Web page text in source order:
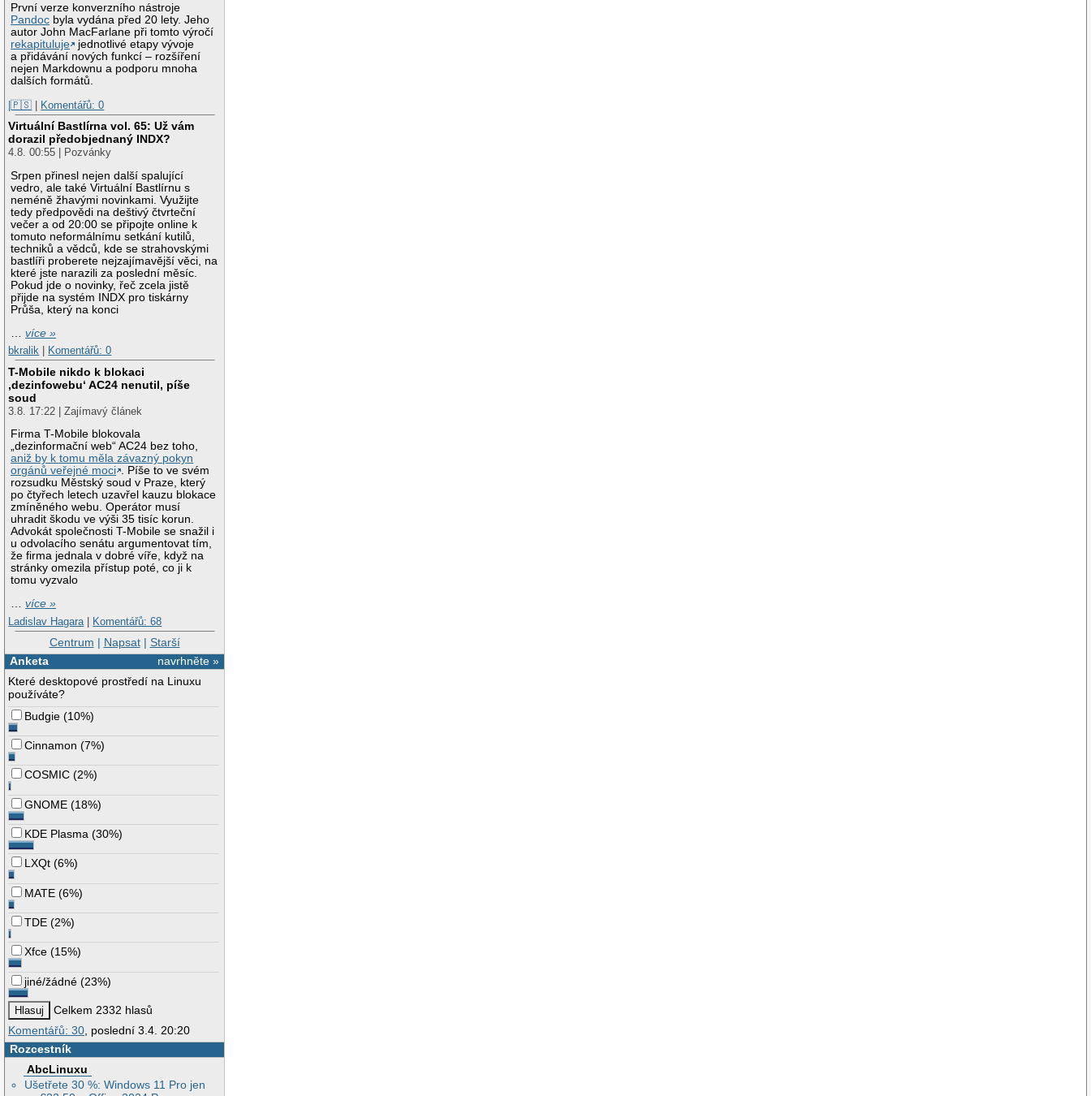
První verze konverzního nástroje
Pandoc byla vydána před 20 lety. Jeho
autor John MacFarlane při tomto výročí
rekapituluje
jednotlivé etapy vývoje
a přidávání nových funkcí – rozšíření
nejen Markdownu a podporu mnoha
dalších formátů.
|🇵🇸 | Komentářů: 0
Virtuální Bastlírna vol. 65: Už vám
dorazil předobjednaný INDX?
4.8. 00:55 | Pozvánky
Srpen přinesl nejen další spalující
vedro, ale také Virtuální Bastlírnu s
neméně žhavými novinkami. Využijte
tedy předpovědi na deštivý čtvrteční
večer a od 20:00 se připojte online k
tomuto neformálnímu setkání kutilů,
techniků a vědců, kde se strahovskými
bastlíři proberete nejzajímavější věci, na
které jste narazili za poslední měsíc.
Pokud jde o novinky, řeč zcela jistě
přijde na systém INDX pro tiskárny
Průša, který na konci
…více »
bkralik
Komentářů: 0
T-Mobile nikdo k blokaci
‚dezinfowebu‘ AC24 nenutil, píše
soud
3.8. 17:22 | Zajímavý článek
Firma T-Mobile blokovala
„dezinformační web“ AC24 bez toho,
aniž by k tomu měla závazný pokyn
orgánů veřejné moci . Píše to ve svém
rozsudku Městský soud v Praze, který
po čtyřech letech uzavřel kauzu blokace
zmíněného webu. Operátor musí
uhradit škodu ve výši 35 tisíc korun.
Advokát společnosti T-Mobile se snažil i
u odvolacího senátu argumentovat tím,
že firma jednala v dobré víře, když na
stránky omezila přístup poté, co ji k
tomu vyzvalo
…více »
Ladislav Hagara | Komentářů: 68
Centrum | Napsat| Starší
navrhněte »
Anketa
Které desktopové prostředí na Linuxu
používáte?
Budgie (10%)
Cinnamon (7%)
COSMIC (2%)
GNOME (18%)
KDE Plasma (30%)
LXQt (6%)
MATE (6%)
TDE (2%)
Xfce (15%)
jiné/žádné (23%)
Celkem 2332 hlasů
Komentářů: 30, poslední 3.4. 20:20
Rozcestník
AbcLinuxu
Ušetřete 30 %: Windows 11 Pro jen